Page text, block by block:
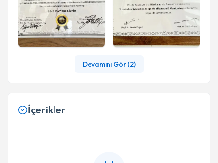
Devamını Gör (2)
İçerikler